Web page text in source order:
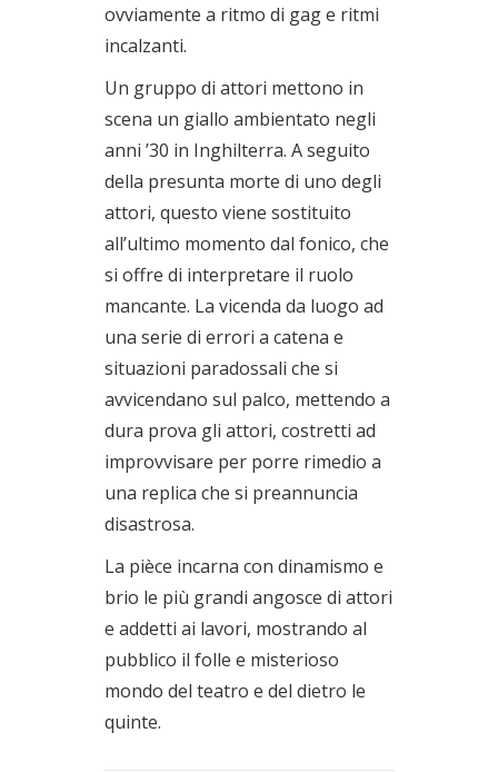
ovviamente a ritmo di gag e ritmi
incalzanti.
Un gruppo di attori mettono in
scena un giallo ambientato negli
anni ’30 in Inghilterra. A seguito
della presunta morte di uno degli
attori, questo viene sostituito
all’ultimo momento dal fonico, che
si offre di interpretare il ruolo
mancante. La vicenda da luogo ad
una serie di errori a catena e
situazioni paradossali che si
avvicendano sul palco, mettendo a
dura prova gli attori, costretti ad
improvvisare per porre rimedio a
una replica che si preannuncia
disastrosa.
La pièce incarna con dinamismo e
brio le più grandi angosce di attori
e addetti ai lavori, mostrando al
pubblico il folle e misterioso
mondo del teatro e del dietro le
quinte.